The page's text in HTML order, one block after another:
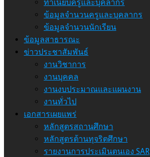
ทำเนียบครูและบุคลากร
ข้อมูลจำนวนครูและบุคลากร
ข้อมูลจำนวนนักเรียน
ข้อมูลสาธารณะ
ข่าวประชาสัมพันธ์
งานวิชาการ
งานบุคคล
งานงบประมาณและแผนงาน
งานทั่วไป
เอกสารเผยแพร่
หลักสูตรสถานศึกษา
หลักสูตรต้านทุจริตศึกษา
รายงานการประเมินตนเอง SAR